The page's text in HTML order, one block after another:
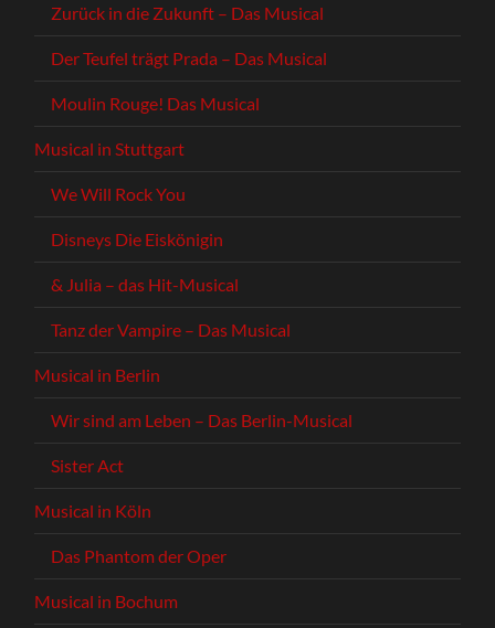
Zurück in die Zukunft – Das Musical
Der Teufel trägt Prada – Das Musical
Moulin Rouge! Das Musical
Musical in Stuttgart
We Will Rock You
Disneys Die Eiskönigin
& Julia – das Hit-Musical
Tanz der Vampire – Das Musical
Musical in Berlin
Wir sind am Leben – Das Berlin-Musical
Sister Act
Musical in Köln
Das Phantom der Oper
Musical in Bochum